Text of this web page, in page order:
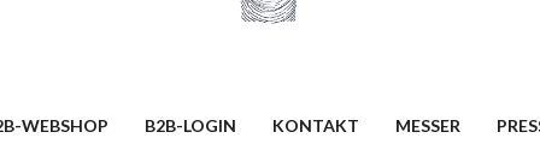
WEBSHOP B2B-LOGIN KONTAKT MESSER